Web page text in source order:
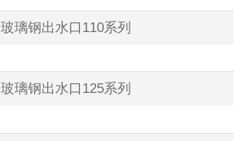
玻璃钢出水口110系列
玻璃钢出水口125系列